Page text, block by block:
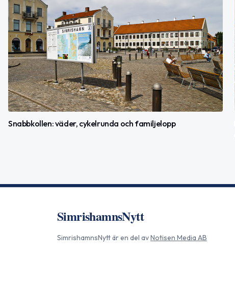
Snabbkollen: väder, cykelrunda och familjelopp
SimrishamnsNytt
SimrishamnsNyttär en del avNotisen Media AB